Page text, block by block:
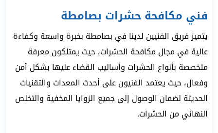
فني مكافحة حشرات بصامطة
يتميز فريق الفنيين لدينا في بصامطة بخبرة واسعة وكفاءة
عالية في مجال مكافحة الحشرات، حيث يمتلكون معرفة
متخصصة بأنواع الحشرات وأساليب القضاء عليها بشكل آمن
وفعال، حيث يعتمد الفنيون على أحدث المعدات والتقنيات
الحديثة لضمان الوصول إلى جميع الزوايا المخفية والتخلص
النهائي من الحشرات.